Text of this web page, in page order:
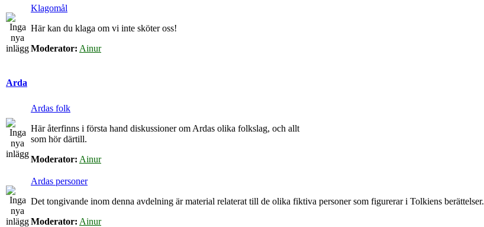
Klagomål
Här kan du klaga om vi inte sköter oss!
Moderator: Ainur
Arda
Ardas folk
Här återfinns i första hand diskussioner om Ardas olika folkslag, och allt
som hör därtill.
Moderator: Ainur
Ardas personer
Det tongivande inom denna avdelning är material relaterat till de olika fiktiva personer som figurerar i Tolkiens berättelser.
Moderator: Ainur